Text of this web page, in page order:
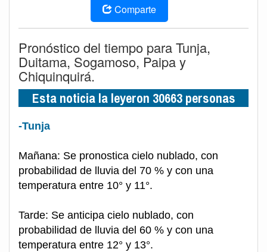
Comparte
Pronóstico del tiempo para Tunja,
Duitama, Sogamoso, Paipa y
Chiquinquirá.
Esta noticia la leyeron 30663 personas
-Tunja
Mañana: Se pronostica cielo nublado, con
probabilidad de lluvia del 70 % y con una
temperatura entre 10° y 11°.
Tarde: Se anticipa cielo nublado, con
probabilidad de lluvia del 60 % y con una
temperatura entre 12° y 13°.